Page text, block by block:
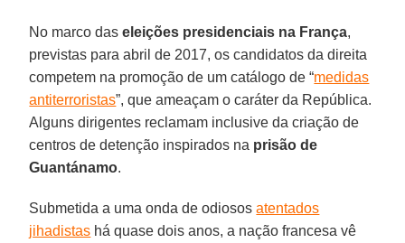
No marco daseleições presidenciais na França,
previstas para abril de 2017, os candidatos da direita
competem na promoção de um catálogo de “medidas
antiterroristas”, que ameaçam o caráter da República.
Alguns dirigentes reclamam inclusive da criação de
centros de detenção inspirados na prisão de
Guantánamo.
Submetida a uma onda de odiososatentados
jihadistas há quase dois anos, a nação francesa vê